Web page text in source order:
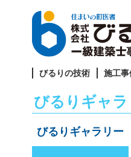
びるりの技術 施工事
びるりギャ
びるりギャラリー